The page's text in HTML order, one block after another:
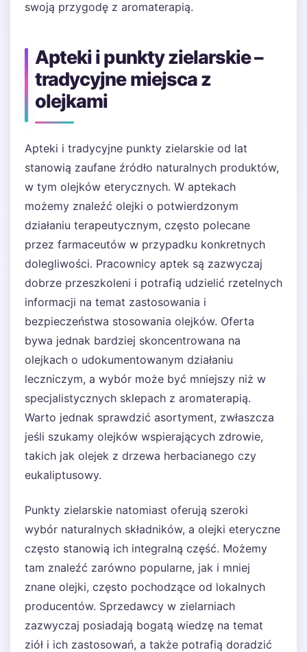
swoją przygodę z aromaterapią.
Apteki i punkty zielarskie –
tradycyjne miejsca z
olejkami
Apteki i tradycyjne punkty zielarskie od lat
stanowią zaufane źródło naturalnych produktów,
w tym olejków eterycznych. W aptekach
możemy znaleźć olejki o potwierdzonym
działaniu terapeutycznym, często polecane
przez farmaceutów w przypadku konkretnych
dolegliwości. Pracownicy aptek są zazwyczaj
dobrze przeszkoleni i potrafią udzielić rzetelnych
informacji na temat zastosowania i
bezpieczeństwa stosowania olejków. Oferta
bywa jednak bardziej skoncentrowana na
olejkach o udokumentowanym działaniu
leczniczym, a wybór może być mniejszy niż w
specjalistycznych sklepach z aromaterapią.
Warto jednak sprawdzić asortyment, zwłaszcza
jeśli szukamy olejków wspierających zdrowie,
takich jak olejek z drzewa herbacianego czy
eukaliptusowy.
Punkty zielarskie natomiast oferują szeroki
wybór naturalnych składników, a olejki eteryczne
często stanowią ich integralną część. Możemy
tam znaleźć zarówno popularne, jak i mniej
znane olejki, często pochodzące od lokalnych
producentów. Sprzedawcy w zielarniach
zazwyczaj posiadają bogatą wiedzę na temat
ziół i ich zastosowań, a także potrafią doradzić